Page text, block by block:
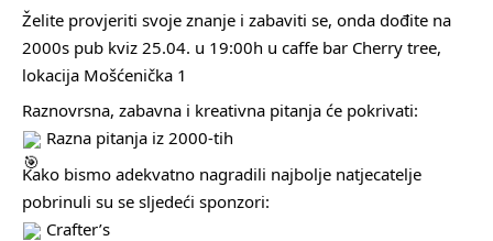
Želite provjeriti svoje znanje i zabaviti se, onda dođite na
2000s pub kviz 25.04. u 19:00h u caffe bar Cherry tree,
lokacija Mošćenička 1
Raznovrsna, zabavna i kreativna pitanja će pokrivati:
Razna pitanja iz 2000-tih
Kako bismo adekvatno nagradili najbolje natjecatelje
pobrinuli su se sljedeći sponzori:
Crafter’s